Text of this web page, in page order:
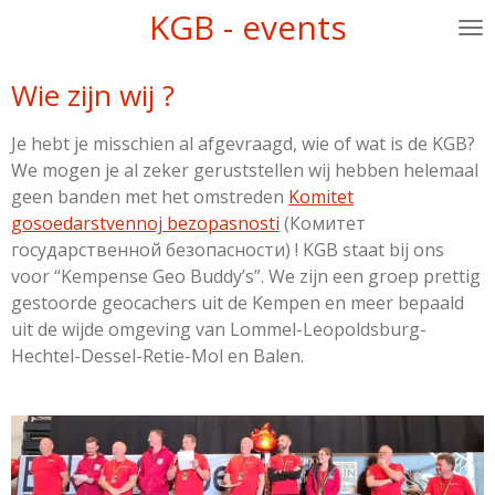
de
KGB - events
Wie zijn wij ?
Je hebt je misschien al afgevraagd, wie of wat is de KGB?
We mogen je al zeker geruststellen wij hebben helemaal
geen banden met het omstreden Komitet
gosoedarstvennoj bezopasnosti (Комитет
государственной безопасности) ! KGB staat bij ons
voor “Kempense Geo Buddy’s”. We zijn een groep prettig
gestoorde geocachers uit de Kempen en meer bepaald
uit de wijde omgeving van Lommel-Leopoldsburg-
Hechtel-Dessel-Retie-Mol en Balen.